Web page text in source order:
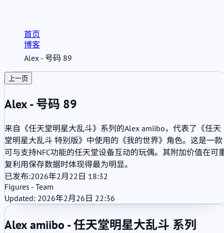
首页
博客
Alex - 号码 89
上一页
Alex - 号码 89
来自《任天堂明星大乱斗》系列的Alex amiibo，代表了《任天
堂明星大乱斗 特别版》中使用的《我的世界》角色。这是一款
可与支持NFC功能的任天堂设备互动的玩偶。其附加价值在可
复利用保存数据时体现得最为明显。
已发布:2026年2月22日 18:32
Figures - Team
Updated: 2026年2月26日 22:36
Alex amiibo - 任天堂明星大乱斗 系列